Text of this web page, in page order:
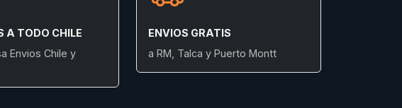
A TODO CHILE
Envios Chile y
ENVIOS GRATIS
a RM, Talca y Puerto Montt